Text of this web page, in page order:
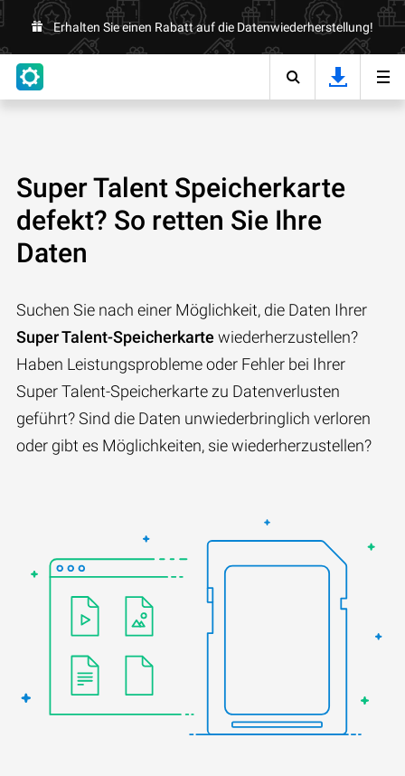
Erhalten Sie einen Rabatt auf die Datenwiederherstellung!
Super Talent Speicherkarte
defekt? So retten Sie Ihre
Daten
Suchen Sie nach einer Möglichkeit, die Daten Ihrer
Super Talent-Speicherkarte wiederherzustellen?
Haben Leistungsprobleme oder Fehler bei Ihrer
Super Talent-Speicherkarte zu Datenverlusten
geführt? Sind die Daten unwiederbringlich verloren
oder gibt es Möglichkeiten, sie wiederherzustellen?